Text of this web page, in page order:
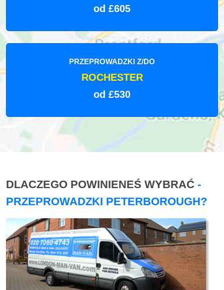
od £605
PRZEPROWADZKI Z/DO
ROCHESTER
od £530
DLACZEGO POWINIENEŚ WYBRAĆ -
PRZEPROWADZKI PETERBOROUGH?